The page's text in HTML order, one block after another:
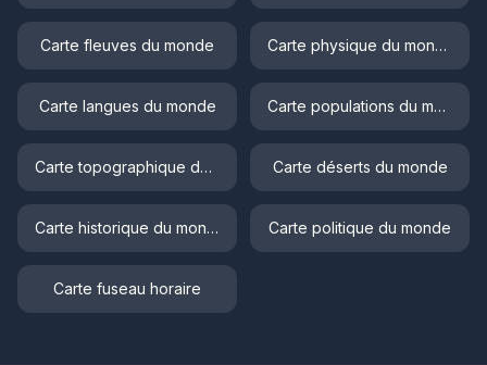
Carte fleuves du monde Carte physique du monde
Carte langues du monde Carte populations du monde
Carte topographique du monde Carte déserts du monde
Carte historique du monde Carte politique du monde
Carte fuseau horaire